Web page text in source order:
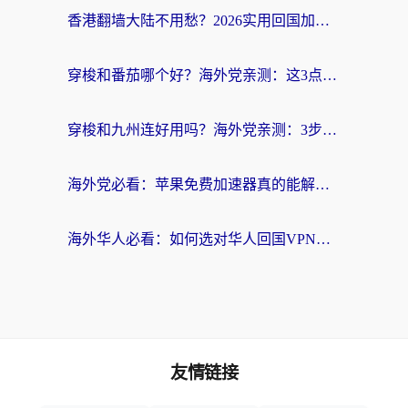
香港翻墙大陆不用愁？2026实用回国加速器指南：从选到用一步到位
穿梭和番茄哪个好？海外党亲测：这3点帮你选对回国加速器
穿梭和九州连好用吗？海外党亲测：3步选对回国加速器，无缝刷国内剧玩国服
海外党必看：苹果免费加速器真的能解决回国访问难题吗？附实测对比与全平台方案
海外华人必看：如何选对华人回国VPN，无缝刷国内剧、玩手游？
友情链接